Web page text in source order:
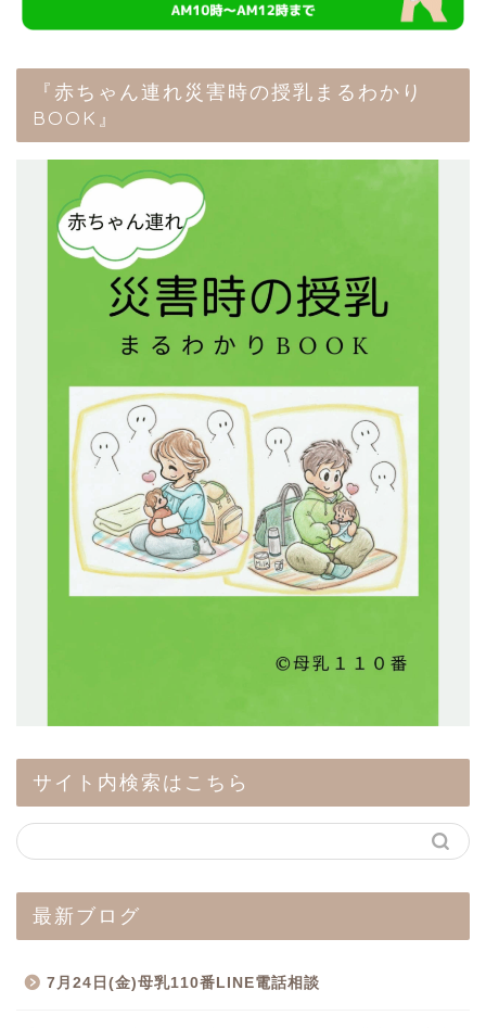
『赤ちゃん連れ災害時の授乳まるわかり
BOOK』
サイト内検索はこちら
最新ブログ
7月24日(金)母乳110番LINE電話相談